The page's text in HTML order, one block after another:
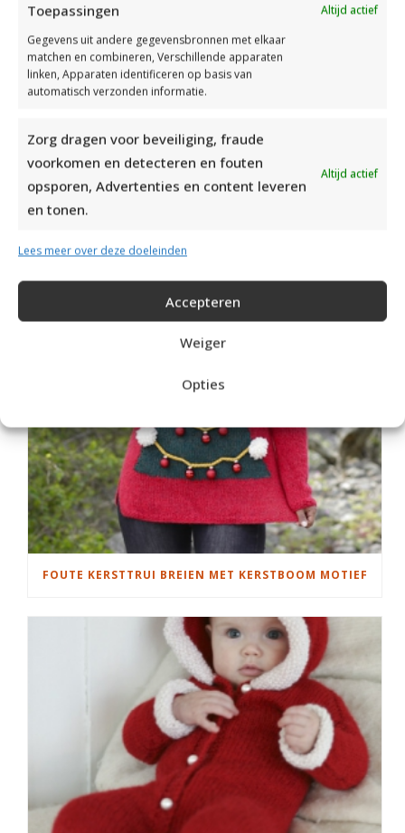
Toepassingen
Altijd actief
Gegevens uit andere gegevensbronnen met elkaar
matchen en combineren, Verschillende apparaten
linken, Apparaten identificeren op basis van
automatisch verzonden informatie.
Zorg dragen voor beveiliging, fraude
voorkomen en detecteren en fouten
opsporen, Advertenties en content leveren
en tonen.
Altijd actief
Lees meer over deze doeleinden
Accepteren
Weiger
Opties
Drops Merino Extra Fine
FOUTE KERSTTRUI BREIEN MET KERSTBOOM MOTIEF